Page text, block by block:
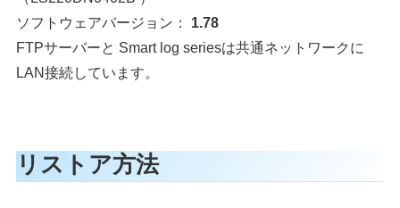
ソフトウェアバージョン： 1.78
FTPサーバーと Smart log seriesは共通ネットワークに
LAN接続しています。
リストア方法